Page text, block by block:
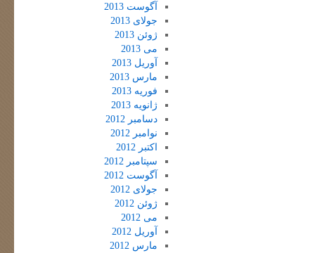
آگوست 2013
جولای 2013
ژوئن 2013
می 2013
آوریل 2013
مارس 2013
فوریه 2013
ژانویه 2013
دسامبر 2012
نوامبر 2012
اکتبر 2012
سپتامبر 2012
آگوست 2012
جولای 2012
ژوئن 2012
می 2012
آوریل 2012
مارس 2012